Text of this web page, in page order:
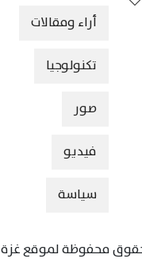
أراء ومقالات
تكنولوجيا
صور
فيديو
سياسة
محفوظة لموقع غزة الان